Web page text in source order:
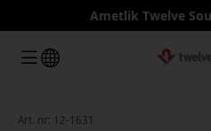
Ametlik Twelve
Art. nr: 12-1631